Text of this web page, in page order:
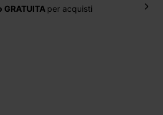
GRATUITA per acquisti